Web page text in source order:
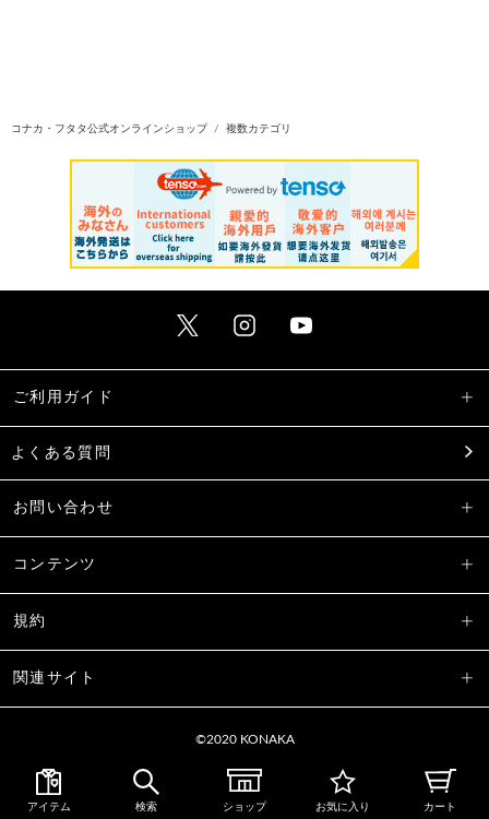
コナカ・フタタ公式オンラインショップ 複数カテゴリ
ご利用ガイド
よくある質問
お問い合わせ
コンテンツ
規約
関連サイト
©2020 KONAKA
アイテム 検索 ショップ お気に入り カート